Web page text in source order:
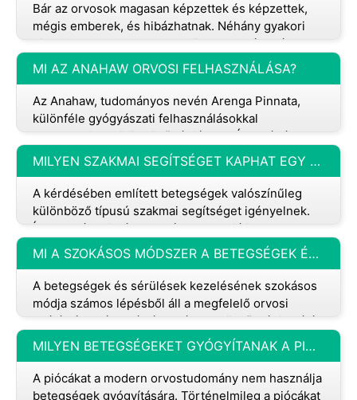
Bár az orvosok magasan képzettek és képzettek,
mégis emberek, és hibázhatnak. Néhány gyakori
hiba, amelyet az orvosok elkövetnek: Tévedés: Ez
akkor fordul elő, ha az orv
MI AZ ANAHAW ORVOSI FELHASZNÁLÁSA?
Az Anahaw, tudományos nevén Arenga Pinnata,
különféle gyógyászati ​​felhasználásokkal
rendelkezik a különböző régiókban. Íme néhány
egészségügyi előnyei és betegségei, am
MILYEN SZAKMAI SEGÍTSÉGET KAPHAT EGY SZEMÉLY EZEKRE A BETEGSÉGEKRE?
A kérdésében említett betegségek valószínűleg
különböző típusú szakmai segítséget igényelnek.
Íme egy áttekintés azokról a potenciális
szakemberekről, akikkel egy személy
MI A SZOKÁSOS MÓDSZER A BETEGSÉGEK ÉS SÉRÜLÉSEK KEZELÉSÉRE?
A betegségek és sérülések kezelésének szokásos
módja számos lépésből áll a megfelelő orvosi
ellátás és gyógyulás érdekében. Sürgősségi ellátás
:Életveszélyes vagy kriti
MILYEN BETEGSÉGEKET GYÓGYÍTANAK A PIÓCÁK?
A piócákat a modern orvostudomány nem használja
betegségek gyógyítására. Történelmileg a piócákat